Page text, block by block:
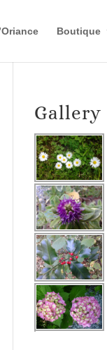
Boutique
Gallery